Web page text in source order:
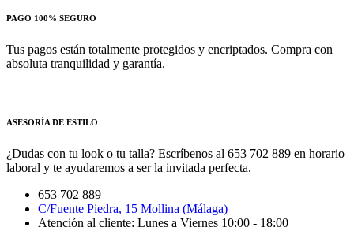
PAGO 100% SEGURO
Tus pagos están totalmente protegidos y encriptados. Compra con
absoluta tranquilidad y garantía.
ASESORÍA DE ESTILO
¿Dudas con tu look o tu talla? Escríbenos al 653 702 889 en horario
laboral y te ayudaremos a ser la invitada perfecta.
653 702 889
C/Fuente Piedra, 15 Mollina (Málaga)
Atención al cliente: Lunes a Viernes 10:00 - 18:00